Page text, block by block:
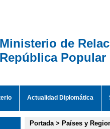
Ministerio de
República Popular
Actualidad Diplomática
Portada> Países y